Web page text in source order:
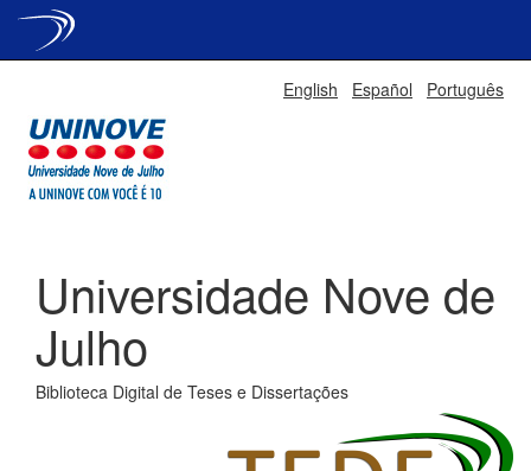
English Español Português
Universidade Nove de
Julho
Biblioteca Digital de Teses e Dissertações